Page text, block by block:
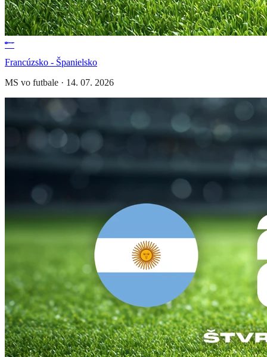
Francúzsko - Španielsko
MS vo futbale · 14. 07. 2026